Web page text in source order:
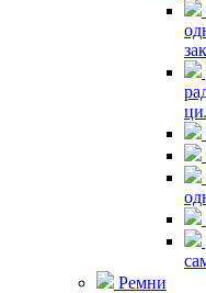
Ремни